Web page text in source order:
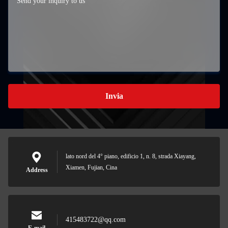
Invia
Address
lato nord del 4° piano, edificio 1, n. 8, strada Xiayang,
Xiamen, Fujian, Cina
415483722@qq.com